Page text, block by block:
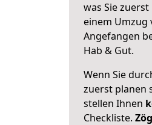
was Sie
einem Umzug
Angefangen
Hab & Gut.
Wenn Sie
zuerst planen
stellen Ihnen
Checkliste.